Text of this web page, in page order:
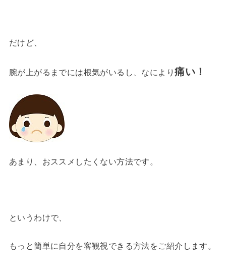
だけど、
腕が上がるまでには根気がいるし、なにより痛い！
あまり、おススメしたくない方法です。
というわけで、
もっと簡単に自分を客観視できる方法をご紹介します。